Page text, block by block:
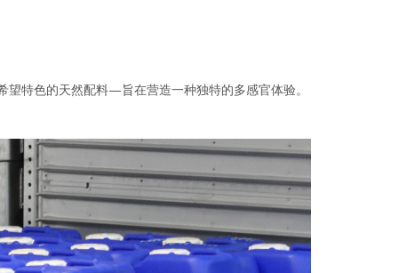
特色的天然配料—旨在营造一种独特的多感官体验。